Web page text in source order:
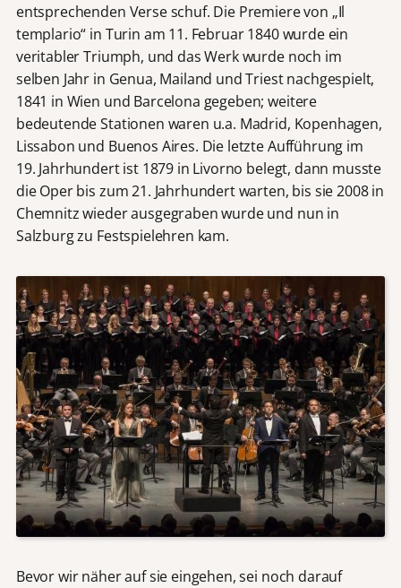
entsprechenden Verse schuf. Die Premiere von „Il
templario“ in Turin am 11. Februar 1840 wurde ein
veritabler Triumph, und das Werk wurde noch im
selben Jahr in Genua, Mailand und Triest nachgespielt,
1841 in Wien und Barcelona gegeben; weitere
bedeutende Stationen waren u.a. Madrid, Kopenhagen,
Lissabon und Buenos Aires. Die letzte Aufführung im
19. Jahrhundert ist 1879 in Livorno belegt, dann musste
die Oper bis zum 21. Jahrhundert warten, bis sie 2008 in
Chemnitz wieder ausgegraben wurde und nun in
Salzburg zu Festspielehren kam.
Bevor wir näher auf sie eingehen, sei noch darauf